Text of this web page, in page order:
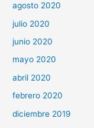
agosto 2020
julio 2020
junio 2020
mayo 2020
abril 2020
febrero 2020
diciembre 2019